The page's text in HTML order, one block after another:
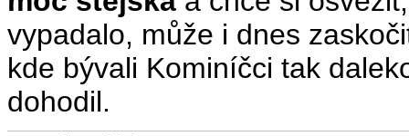
vypadalo, může i dnes
kde bývali Kominíčci tak
dohodil.